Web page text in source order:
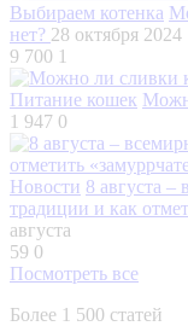
Выбираем котенка
нет? 28 октября 2024
9 700 1
Питание кошек
1 947 0
Новости 8 августа
традиции и как
августа
59 0
Посмотреть все
Более 1 500 статей